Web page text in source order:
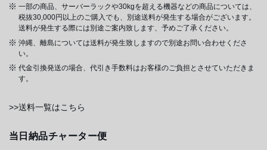
一部の商品、サーバーラックや30kgを超える機器などの商品については、
税抜30,000円以上のご購入でも、別途送料が発生する場合がございます。
送料が発生する際には別途ご案内致します、予めご了承ください。
沖縄、離島については送料が発生致しますので別途お問い合わせくださ
い。
代金引換発送の場合、代引き手数料はお客様のご負担とさせていただきま
す。
>>送料一覧はこちら
当日納品チャーター便